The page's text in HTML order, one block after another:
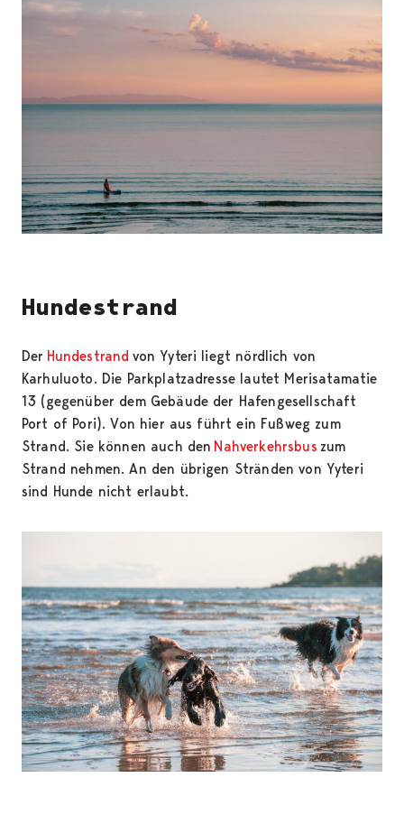
Hundestrand
Der Hundestrand von Yyteri liegt nördlich von
Karhuluoto. Die Parkplatzadresse lautet Merisatamatie
13 (gegenüber dem Gebäude der Hafengesellschaft
Port of Pori). Von hier aus führt ein Fußweg zum
Strand. Sie können auch den Nahverkehrsbus zum
Strand nehmen. An den übrigen Stränden von Yyteri
sind Hunde nicht erlaubt.